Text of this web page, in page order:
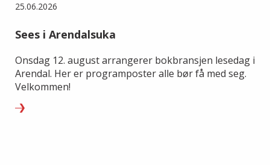
25.06.2026
Sees i Arendalsuka
Onsdag 12. august arrangerer bokbransjen lesedag i
Arendal. Her er programposter alle bør få med seg.
Velkommen!